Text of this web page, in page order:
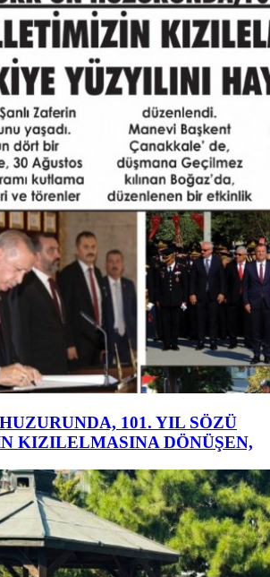
101. YIL SÖZÜ
KIZILELMASINA DÖNÜŞEN,